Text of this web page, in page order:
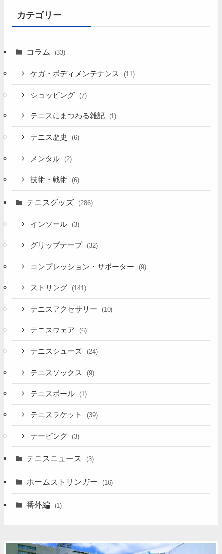
カテゴリー
コラム (33)
ケガ・ボディメンテナンス (11)
ショッピング (7)
テニスにまつわる雑記 (1)
テニス歴史 (6)
メンタル (2)
技術・戦術 (6)
テニスグッズ (286)
インソール (3)
グリップテープ (32)
コンプレッション・サポーター (9)
ストリング (141)
テニスアクセサリー (10)
テニスウェア (6)
テニスシューズ (24)
テニスソックス (9)
テニスボール (1)
テニスラケット (39)
テーピング (3)
テニスニュース (3)
ホームストリンガー (16)
番外編 (1)